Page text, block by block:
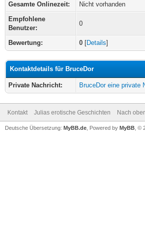
Gesamte Onlinezeit:
Nicht vorhanden
Empfohlene
Benutzer:
0
Bewertung: 0 [Details]
Kontaktdetails für BruceDor
Private Nachricht: BruceDor eine private
Kontakt Julias erotische Geschichten Nach
Deutsche Übersetzung: MyBB.de , Powered by MyBB , ©